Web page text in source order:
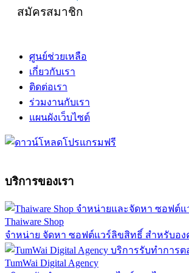
สมัครสมาชิก
ศูนย์ช่วยเหลือ
เกี่ยวกับเรา
ติดต่อเรา
ร่วมงานกับเรา
แผนผังเว็บไซต์
บริการของเรา
Thaiware Shop
จำหน่าย จัดหา ซอฟต์แวร์ลิขสิทธิ์ สำหรับอง
TumWai Digital Agency